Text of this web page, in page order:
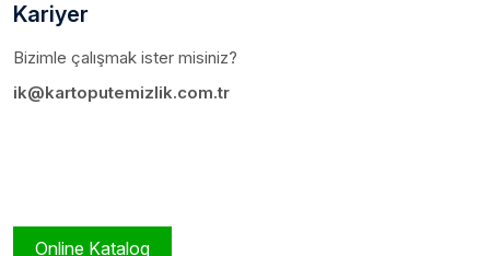
Kariyer
Bizimle çalışmak ister misiniz?
ik@kartoputemizlik.com.tr
Online Katalog